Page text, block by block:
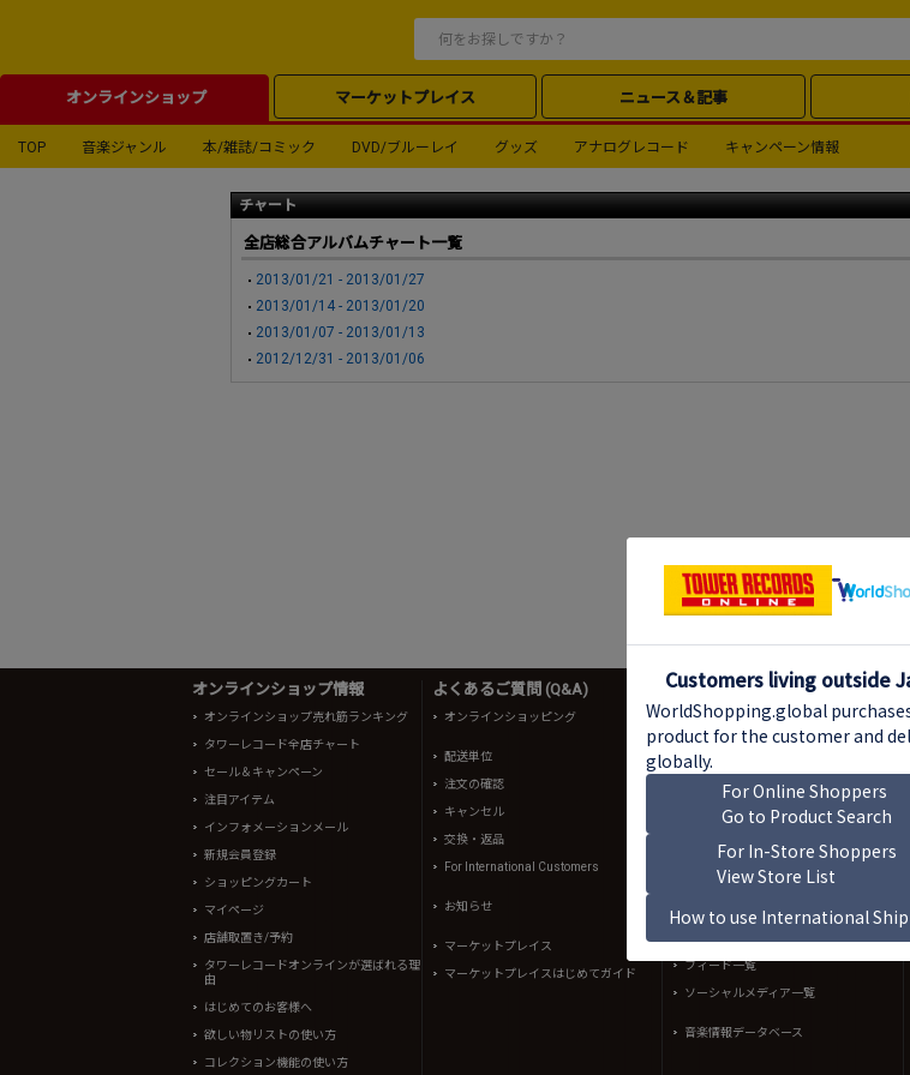
オンラインショップ マーケットプレイス ニュース＆記事
TOP 音楽ジャンル 本/雑誌/コミック DVD/ブルーレイ グッズ アナログレコード キャンペーン情報
チャート
全店総合アルバムチャート一覧
2013/01/21 - 2013/01/27
2013/01/14 - 2013/01/20
2013/01/07 - 2013/01/13
2012/12/31 - 2013/01/06
オンラインショップ情報
オンラインショップ売れ筋ランキング
タワーレコード全店チャート
セール＆キャンペーン
注目アイテム
インフォメーションメール
新規会員登録
ショッピングカート
マイページ
店舗取置き/予約
タワーレコードオンラインが選ばれる理
由
はじめてのお客様へ
欲しい物リストの使い方
コレクション機能の使い方
よくあるご質問 (Q&A)
オンラインショッピング
配送単位
注文の確認
キャンセル
交換・返品
For International Customers
お知らせ
マーケットプレイス
マーケットプレイスはじめてガイド
音楽情報
ニュース
NO MUSIC, NO LIFE.
TOWER RECORDS ARTISTS
bounce
intoxicate
TOWER PLUS+
イントキブログ
K-POPブログ
フィード一覧
ソーシャルメディア一覧
音楽情報データベース